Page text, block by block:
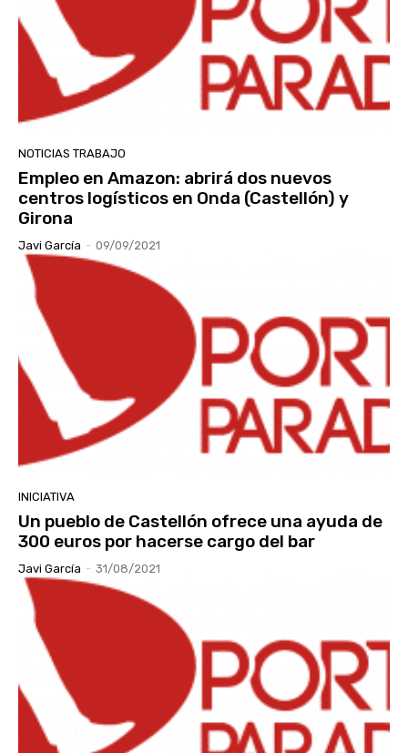
NOTICIAS TRABAJO
Empleo en Amazon: abrirá dos nuevos
centros logísticos en Onda (Castellón) y
Girona
Javi García - 09/09/2021
INICIATIVA
Un pueblo de Castellón ofrece una ayuda de
300 euros por hacerse cargo del bar
Javi García - 31/08/2021